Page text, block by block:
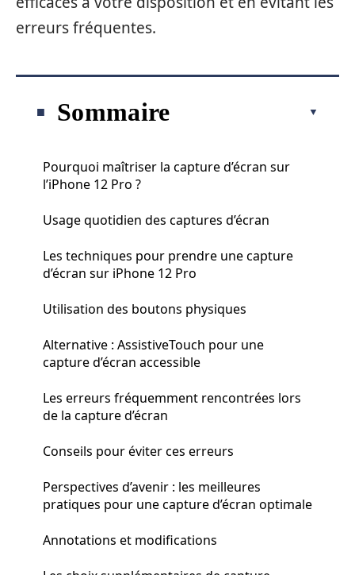
erreurs fréquentes.
Sommaire
Pourquoi maîtriser la capture d’écran sur
l’iPhone 12 Pro ?
Usage quotidien des captures d’écran
Les techniques pour prendre une capture
d’écran sur iPhone 12 Pro
Utilisation des boutons physiques
Alternative : AssistiveTouch pour une
capture d’écran accessible
Les erreurs fréquemment rencontrées lors
de la capture d’écran
Conseils pour éviter ces erreurs
Perspectives d’avenir : les meilleures
pratiques pour une capture d’écran optimale
Annotations et modifications